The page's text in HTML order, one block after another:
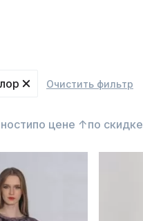
Очистить фильтр
по цене ↑по скидке